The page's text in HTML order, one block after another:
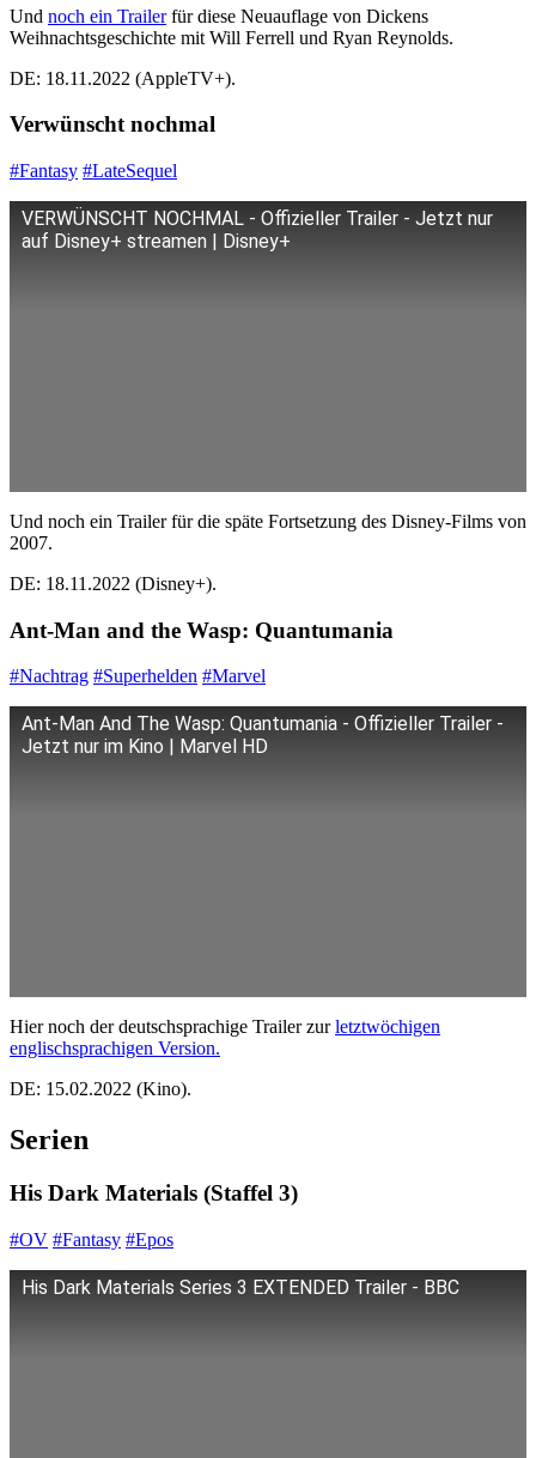
Und noch ein Trailerfür diese Neuauflage von Dickens
Weihnachtsgeschichte mit Will Ferrell und Ryan Reynolds.
DE: 18.11.2022 (AppleTV+).
Verwünscht nochmal
#Fantasy #LateSequel
VERWÜNSCHT NOCHMAL - Offizieller Trailer - Jetzt nur
auf Disney+ streamen | Disney+
Und noch ein Trailer für die späte Fortsetzung des Disney-Films von
2007.
DE: 18.11.2022 (Disney+).
Ant-Man and the Wasp: Quantumania
#Nachtrag #Superhelden #Marvel
Ant-Man And The Wasp: Quantumania - Offizieller Trailer -
Jetzt nur im Kino | Marvel HD
Hier noch der deutschsprachige Trailer zurletztwöchigen
englischsprachigen Version.
DE: 15.02.2022 (Kino).
Serien
His Dark Materials (Staffel 3)
#OV #Fantasy #Epos
His Dark Materials Series 3 EXTENDED Trailer - BBC